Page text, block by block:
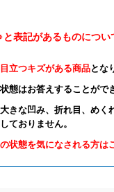
表記があるものについ
目立つキズがある商品とな
態はお答えすることがで
きな凹み、折れ目、めく
ておりません。
状態を気になされる方は